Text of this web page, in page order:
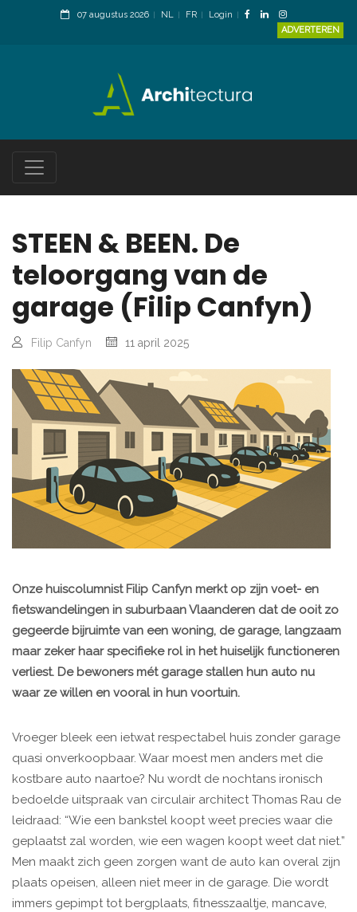
07 augustus 2026 NL FR
Login
ADVERTEREN
STEEN & BEEN. De
teloorgang van de
garage (Filip Canfyn)
Filip Canfyn 11 april 2025
Onze huiscolumnist Filip Canfyn merkt op zijn voet- en
fietswandelingen in suburbaan Vlaanderen dat de ooit zo
gegeerde bijruimte van een woning, de garage, langzaam
maar zeker haar specifieke rol in het huiselijk functioneren
verliest. De bewoners mét garage stallen hun auto nu
waar ze willen en vooral in hun voortuin.
Vroeger bleek een ietwat respectabel huis zonder garage
quasi onverkoopbaar. Waar moest men anders met die
kostbare auto naartoe? Nu wordt de nochtans ironisch
bedoelde uitspraak van circulair architect Thomas Rau de
leidraad: “Wie een bankstel koopt weet precies waar die
geplaatst zal worden, wie een wagen koopt weet dat niet.”
Men maakt zich geen zorgen want de auto kan overal zijn
plaats opeisen, alleen niet meer in de garage. Die wordt
immers gepimpt tot bergplaats, fitnesszaaltje, mancave,